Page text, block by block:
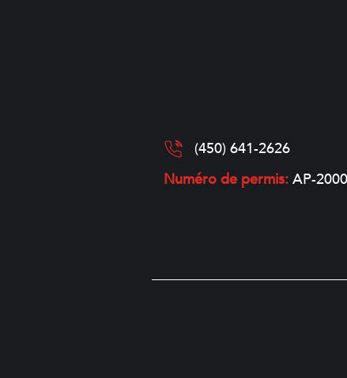
(450) 641-2626
Numéro de permis: AP-